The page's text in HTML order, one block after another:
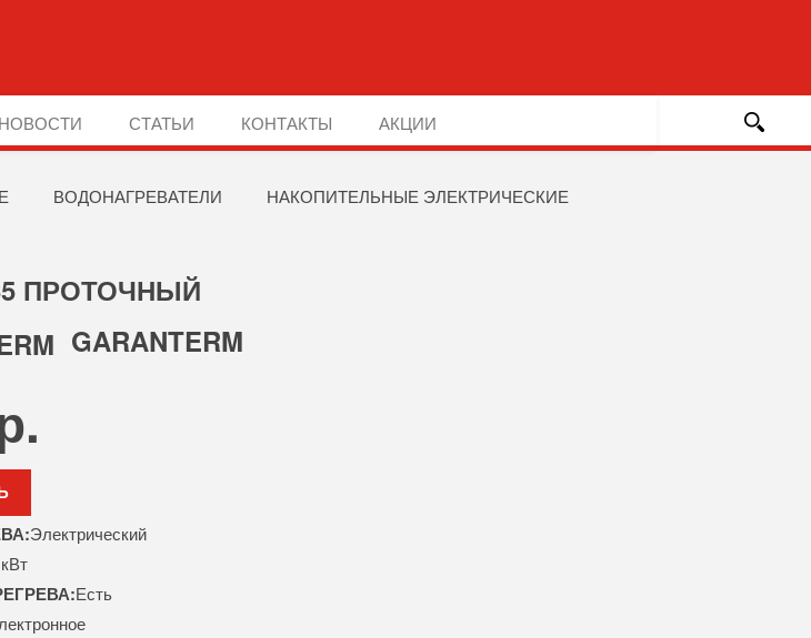
НОВОСТИ СТАТЬИ КОНТАКТЫ АКЦИИ
ВОДОНАГРЕВАТЕЛИ
НАКОПИТЕЛЬНЫЕ ЭЛЕКТРИЧЕСКИЕ
ПРОТОЧНЫЙ
GARANTERM
Электрический
Есть